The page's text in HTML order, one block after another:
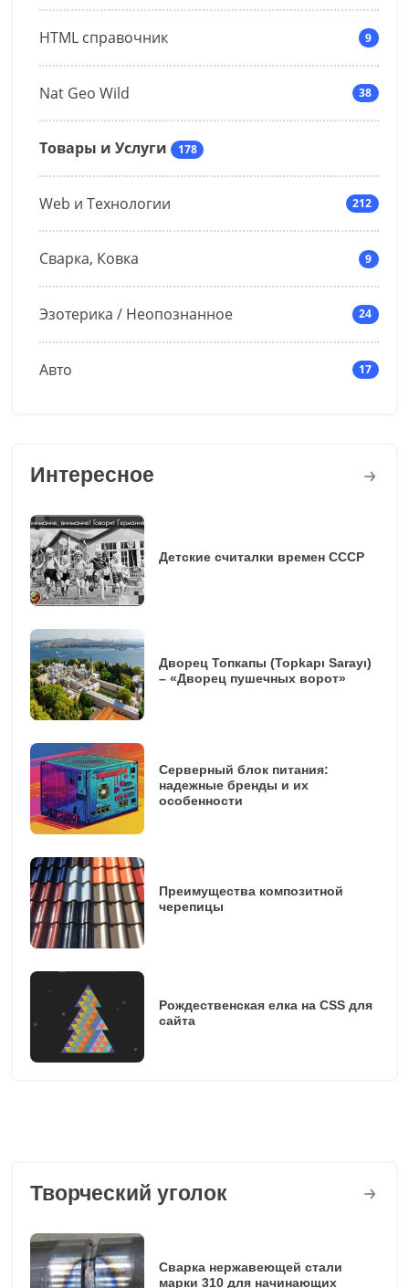
HTML справочник 9
Nat Geo Wild 38
Товары и Услуги 178
Web и Технологии 212
Сварка, Ковка 9
Эзотерика / Неопознанное 24
Авто 17
Интересное
Детские считалки времен СССР
Дворец Топкапы (Topkapı Sarayı)
– «Дворец пушечных ворот»
Серверный блок питания:
надежные бренды и их
особенности
Преимущества композитной
черепицы
Рождественская елка на CSS для
сайта
Творческий уголок
Сварка нержавеющей стали
марки 310 для начинающих